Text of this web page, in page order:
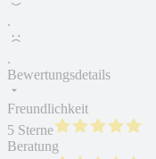
.
.
Bewertungsdetails
Freundlichkeit
5 Sterne
Beratung